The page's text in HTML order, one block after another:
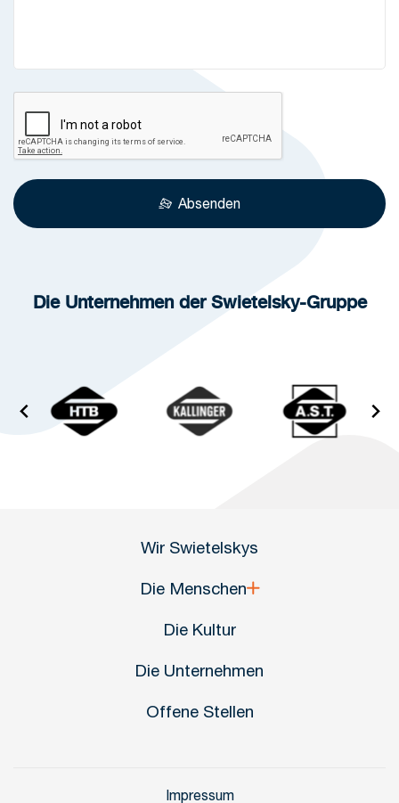
Absenden
Die Unternehmen der Swietelsky-Gruppe
Wir Swietelskys
Die Menschen
Die Kultur
Die Unternehmen
Offene Stellen
Impressum